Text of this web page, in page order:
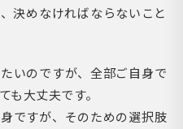
決めなければならないこと
いのですが、全部ご自身で
も大丈夫です。
ですが、そのための選択肢